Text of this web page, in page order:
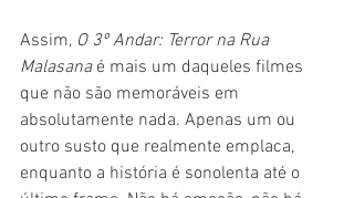
Assim, O 3º Andar: Terror na Rua
Malasana é mais um daqueles filmes
que não são memoráveis em
absolutamente nada. Apenas um ou
outro susto que realmente emplaca,
enquanto a história é sonolenta até o